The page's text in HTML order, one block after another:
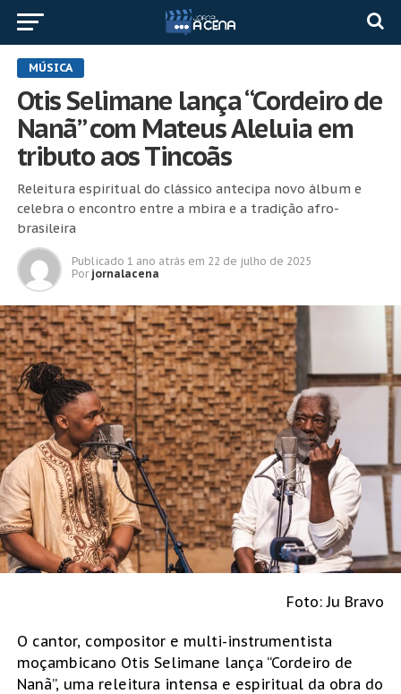
MÚSICA
Otis Selimane lança “Cordeiro de
Nanã” com Mateus Aleluia em
tributo aos Tincoãs
Releitura espiritual do clássico antecipa novo álbum e
celebra o encontro entre a mbira e a tradição afro-
brasileira
Publicado 1 ano atrás em 22 de julho de 2025
Por jornalacena
Foto: Ju Bravo
O cantor, compositor e multi-instrumentista
moçambicano Otis Selimane lança “Cordeiro de
Nanã”, uma releitura intensa e espiritual da obra do